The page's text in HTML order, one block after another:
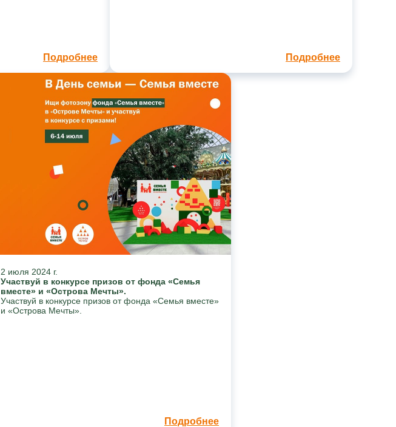
Подробнее Подробнее
2 июля 2024 г.
Участвуй в конкурсе призов от фонда «Семья
вместе» и «Острова Мечты».
Участвуй в конкурсе призов от фонда «Семья вместе»
и «Острова Мечты».
Подробнее